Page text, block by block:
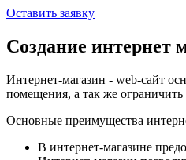
Оставить заявку
Создание интернет
Интернет-магазин - web-сайт
помещения, а так же ограничить
Основные преимущества
В интернет-магазине